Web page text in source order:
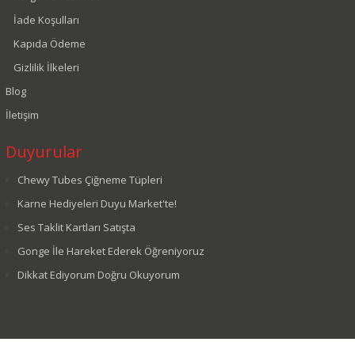
İade Koşulları
Kapıda Ödeme
Gizlilik İlkeleri
Blog
İletişim
Duyurular
Chewy Tubes Çiğneme Tüpleri
Karne Hediyeleri Duyu Market'te!
Ses Taklit Kartları Satışta
Gonge İle Hareket Ederek Öğreniyoruz
Dikkat Ediyorum Doğru Okuyorum